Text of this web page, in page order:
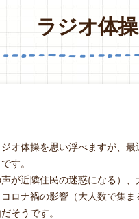
ラジオ体
オ体操を思い浮べますが、
す。
が近隣住民の迷惑になる）
ロナ禍の影響（大人数で集
そうです。